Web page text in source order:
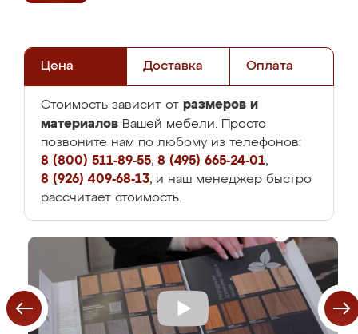
Цена Доставка Оплата
Стоимость зависит от размеров и
материалов Вашей мебели. Просто
позвоните нам по любому из телефонов:
8 (800) 511-89-55, 8 (495) 665-24-01,
8 (926) 409-68-13, и наш менеджер быстро
рассчитает стоимость.